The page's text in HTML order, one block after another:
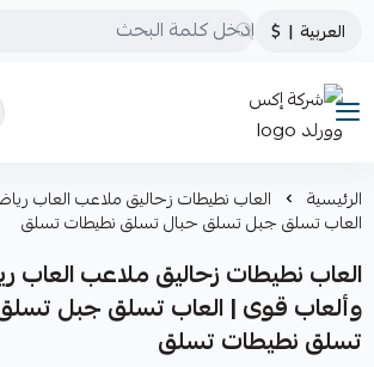
العربية |
$
شركة إكس وورلد
الرئيسية العاب نطيطات زحاليق ملاعب العاب
العاب تسلق جبل تسلق حبال تسلق نطيطات تسلق
العاب نطيطات زحاليق ملاعب العاب
وألعاب قوى | العاب تسلق جبل
تسلق نطيطات تسلق